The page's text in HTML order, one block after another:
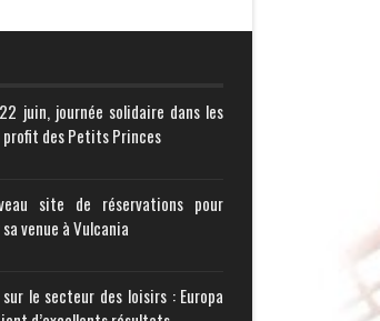
juin, journée solidaire dans les
profit des Petits Princes
site de réservations pour
venue à Vulcania
sur le secteur des loisirs : Europa